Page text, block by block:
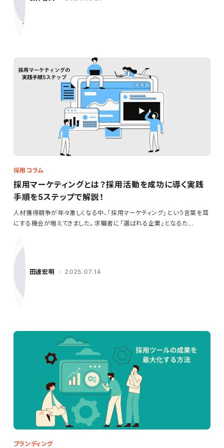
採用コラム
採用マーケティングとは？採用活動を成功に導く実践
手順を5ステップで解説！
人材獲得競争が年々激しくなる中、「採用マーケティング」という言葉を耳
にする機会が増えてきました。求職者に「選ばれる企業」となるた…
田邊宏明 2025.07.14
ブランディング